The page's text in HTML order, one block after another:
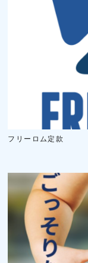
フリーロム定款